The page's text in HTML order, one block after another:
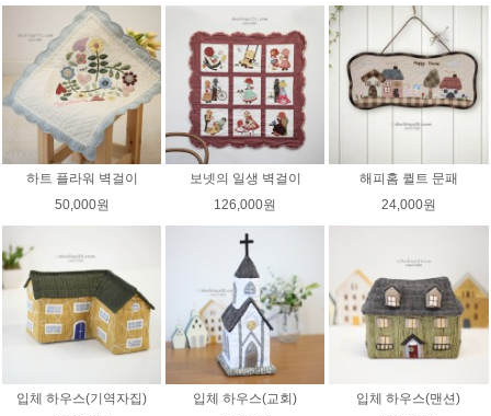
하트 플라워 벽걸이
50,000원
보넷의 일생 벽걸이
126,000원
해피홈 퀼트 문패
24,000원
입체 하우스(기역자집)
입체 하우스(교회)
입체 하우스(맨션)